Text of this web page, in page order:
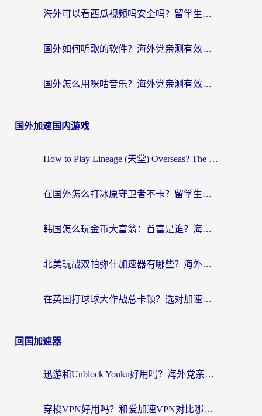
海外可以看西瓜视频吗安全吗？留学生亲测：3步解决回国追剧难题，附靠谱加速器推荐
国外如何听歌的软件？海外党亲测有效的回国加速器指南
国外怎么用咪咕音乐？海外党亲测有效的听歌自由指南
国外加速国内游戏
How to Play Lineage (天堂) Overseas? The Ultimate Guide to Choosing the Best Chinese Server Game Accelerator (在国外打天堂加速器)
在国外怎么打冰原守卫者不卡？留学生亲测的国服游戏加速指南
韩国怎么玩金币大富翁：首富是谁？海外党国服游戏加速全攻略
北美玩战双帕弥什加速器有哪些？海外党亲测好用的国服加速指南
在英国打球球大作战总卡顿？选对加速器让你告别延迟（附实测攻略）
回国加速器
迅游和Unblock Youku好用吗？海外党亲测：3个维度教你选对回国加速器
穿梭VPN好用吗？和爱加速VPN对比哪个回国效果更好？海外党必看的实用指南